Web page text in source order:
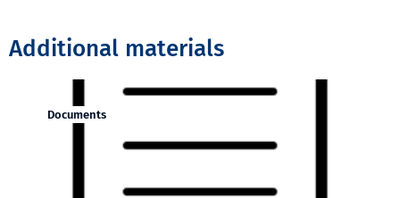
Additional materials
Documents